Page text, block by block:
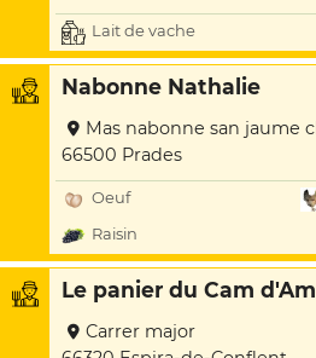
Lait de vache
Nabonne Nathalie
Mas nabonne san jaume
66500 Prades
Oeuf
Raisin
Le panier du Cam
Carrer major